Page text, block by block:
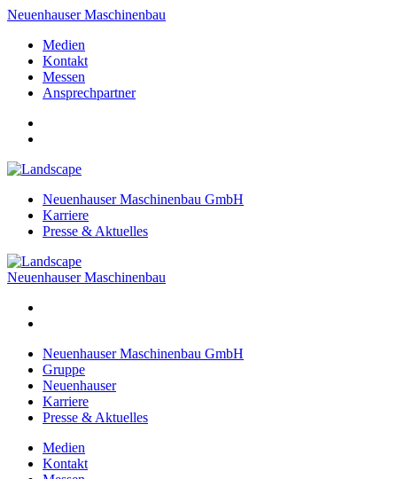
Neuenhauser Maschinenbau
Medien
Kontakt
Messen
Ansprechpartner
Neuenhauser Maschinenbau GmbH
Karriere
Presse & Aktuelles
Neuenhauser Maschinenbau
Neuenhauser Maschinenbau GmbH
Gruppe
Neuenhauser
Karriere
Presse & Aktuelles
Medien
Kontakt